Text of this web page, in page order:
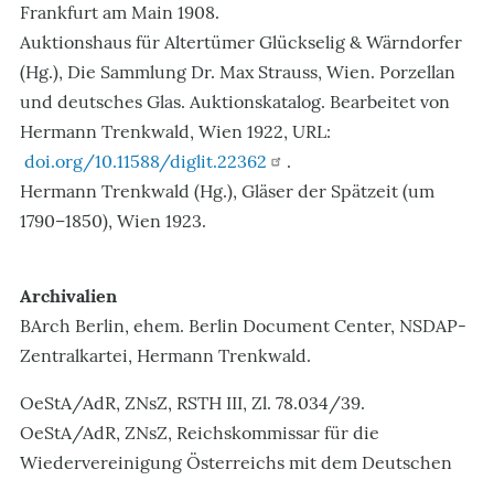
Frankfurt am Main 1908.
Auktionshaus für Altertümer Glückselig & Wärndorfer
(Hg.), Die Sammlung Dr. Max Strauss, Wien. Porzellan
und deutsches Glas. Auktionskatalog. Bearbeitet von
Hermann Trenkwald, Wien 1922, URL:
doi.org/10.11588/diglit.22362
.
Hermann Trenkwald (Hg.), Gläser der Spätzeit (um
1790–1850), Wien 1923.
Archivalien
BArch Berlin, ehem. Berlin Document Center, NSDAP-
Zentralkartei, Hermann Trenkwald.
OeStA/AdR, ZNsZ, RSTH III, Zl. 78.034/39.
OeStA/AdR, ZNsZ, Reichskommissar für die
Wiedervereinigung Österreichs mit dem Deutschen